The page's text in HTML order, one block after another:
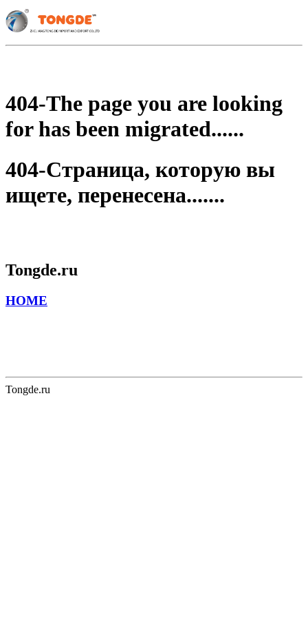
404-The page you are looking
for has been migrated......
404-Страница, которую вы
ищете, перенесена.......
Tongde.ru
HOME
Tongde.ru